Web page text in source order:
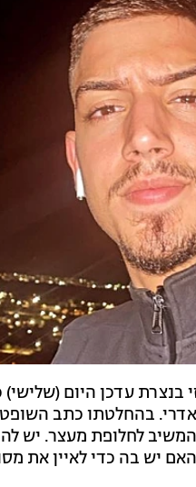
בנצרת עדכן היום
אדרי. בהחלטתו כתב
לחלופת מעצר. יש
יש בה כדי לאיין את